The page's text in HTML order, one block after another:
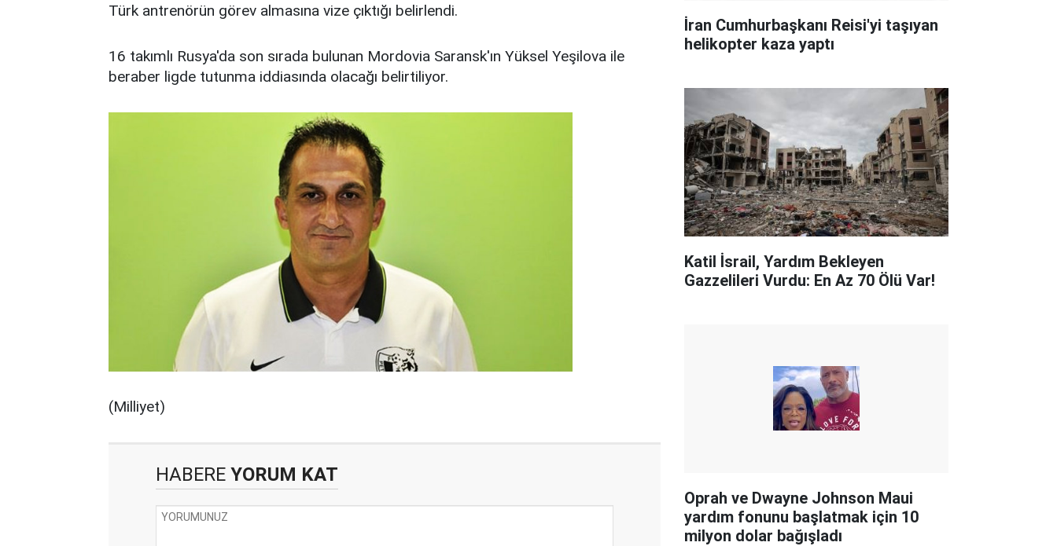
Türk antrenörün görev almasına vize çıktığı belirlendi.
16 takımlı Rusya'da son sırada bulunan Mordovia Saransk'ın Yüksel Yeşilova ile
beraber ligde tutunma iddiasında olacağı belirtiliyor.
(Milliyet)
HABERE YORUM KAT
İran Cumhurbaşkanı Reisi'yi taşıyan
helikopter kaza yaptı
Katil İsrail, Yardım Bekleyen
Gazzelileri Vurdu: En Az 70 Ölü Var!
Oprah ve Dwayne Johnson Maui
yardım fonunu başlatmak için 10
milyon dolar bağışladı